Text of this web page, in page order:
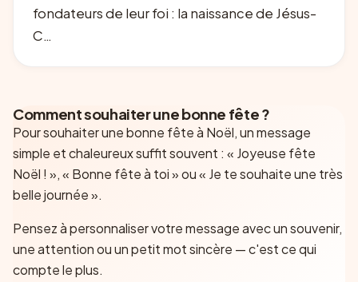
fondateurs de leur foi : la naissance de Jésus-
C…
Comment souhaiter une bonne fête ?
Pour souhaiter une bonne fête à Noël, un message
simple et chaleureux suffit souvent : « Joyeuse fête
Noël ! », « Bonne fête à toi » ou « Je te souhaite une très
belle journée ».
Pensez à personnaliser votre message avec un souvenir,
une attention ou un petit mot sincère — c'est ce qui
compte le plus.